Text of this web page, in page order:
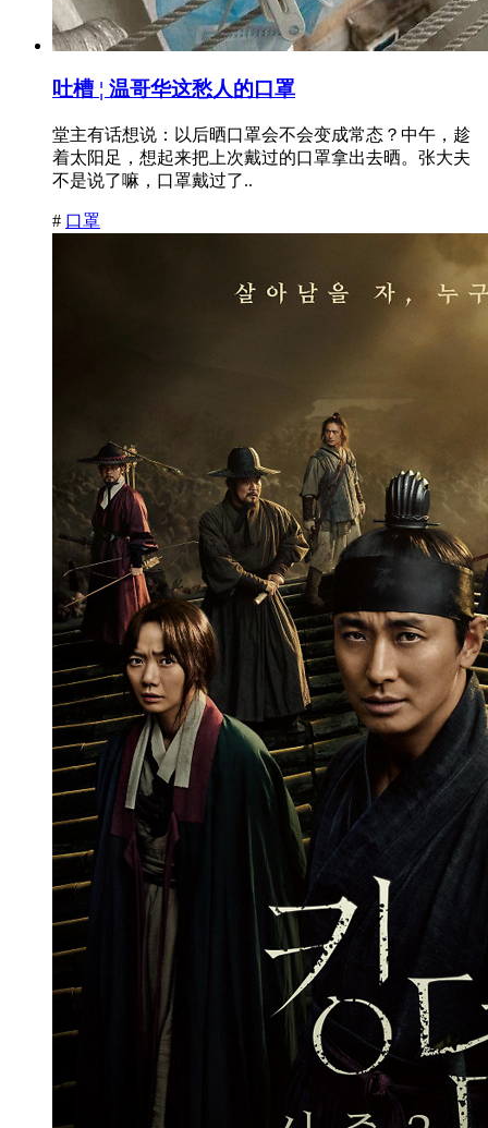
吐槽 ¦ 温哥华这愁人的口罩
堂主有话想说：以后晒口罩会不会变成常态？中午，趁
着太阳足，想起来把上次戴过的口罩拿出去晒。张大夫
不是说了嘛，口罩戴过了..
# 口罩